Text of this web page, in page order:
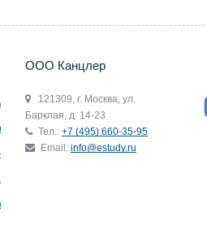
ООО Канцлер
121309, г. Москва, ул.
Барклая, д. 14-23
Тел.: +7 (495) 660-35-95
Email: info@estudy.ru